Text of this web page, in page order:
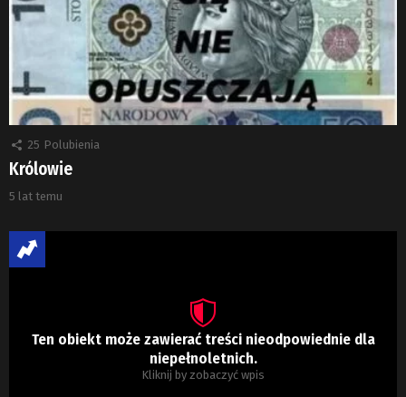
25 Polubienia
Królowie
5 lat temu
Ten obiekt może zawierać treści nieodpowiednie dla
niepełnoletnich.
Kliknij by zobaczyć wpis